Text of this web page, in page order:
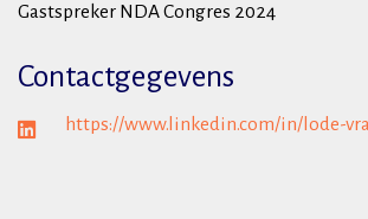
Gastspreker NDA Congres 2024
Contactgegevens
https://www.linkedin.com/in/lode-